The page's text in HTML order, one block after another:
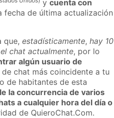
ycuenta con
fecha de última actualización
que,estadísticamente,hay 10
chat actualmente, por lo
algún usuario de
chat más coincidente a tu
de habitantes de esta
la concurrencia de varios
a cualquier hora del día o
de QuieroChat.Com.